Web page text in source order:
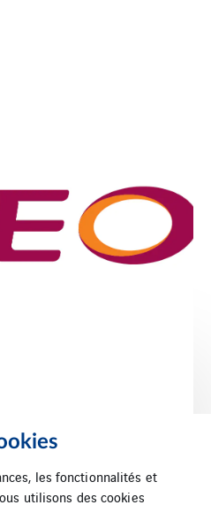
les fonctionnalités et
utilisons des cookies